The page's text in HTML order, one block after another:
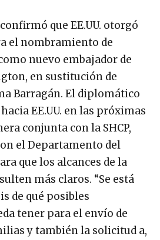
que EE.UU. otorgó
el nombramiento de
nuevo embajador de
en sustitución de
Barragán. El diplomático
EE.UU. en las próximas
conjunta con la SHCP,
el Departamento del
que los alcances de la
más claros. “Se está
de qué posibles
tener para el envío de
y también la solicitud a,